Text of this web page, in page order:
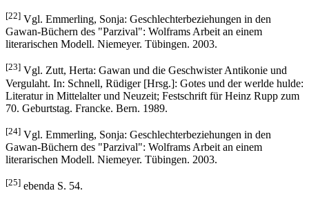
[22] Vgl. Emmerling, Sonja: Geschlechterbeziehungen in den
Gawan-Büchern des "Parzival": Wolframs Arbeit an einem
literarischen Modell. Niemeyer. Tübingen. 2003.
[23] Vgl. Zutt, Herta: Gawan und die Geschwister Antikonie und
Vergulaht. In: Schnell, Rüdiger [Hrsg.]: Gotes und der werlde hulde:
Literatur in Mittelalter und Neuzeit; Festschrift für Heinz Rupp zum
70. Geburtstag. Francke. Bern. 1989.
[24] Vgl. Emmerling, Sonja: Geschlechterbeziehungen in den
Gawan-Büchern des "Parzival": Wolframs Arbeit an einem
literarischen Modell. Niemeyer. Tübingen. 2003.
[25] ebenda S. 54.